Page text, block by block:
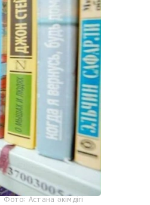
Фото: Астана әкімдігі